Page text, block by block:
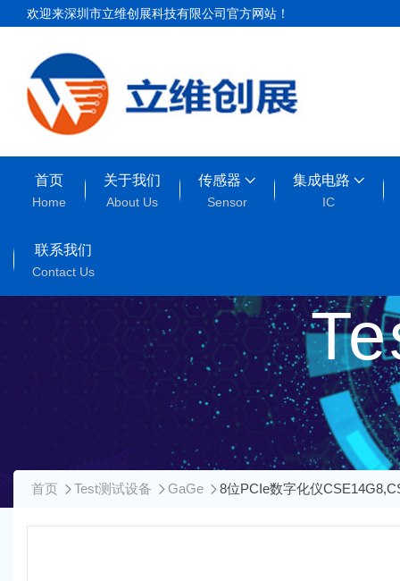
欢迎来深圳市立维创展科技有限公司官方网站！
首页
Home
关于我们
About Us
传感器
Sensor
集成电路
IC
联系我们
Contact Us
首页 Test测试设备 GaGe 8位PCIe数字化仪